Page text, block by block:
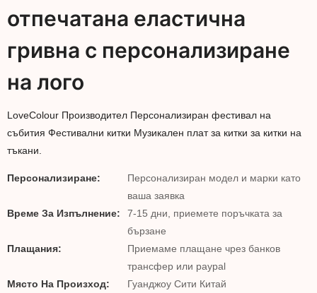
отпечатана еластична
гривна с персонализиране
на лого
LoveColour Производител Персонализиран фестивал на
събития Фестивални китки Музикален плат за китки за китки на
тъкани.
Персонализиране:
Персонализиран модел и марки като
ваша заявка
Време За Изпълнение:
7-15 дни, приемете поръчката за
бързане
Плащания:
Приемаме плащане чрез банков
трансфер или paypal
Място На Произход:
Гуанджоу Сити Китай